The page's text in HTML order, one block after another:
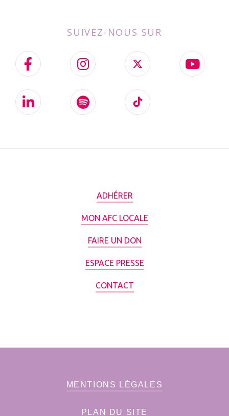
SUIVEZ-NOUS SUR
ADHÉRER
MON AFC LOCALE
FAIRE UN DON
ESPACE PRESSE
CONTACT
MENTIONS LÉGALES
PLAN DU SITE